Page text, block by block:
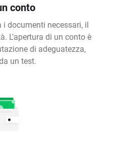
conto
documenti necessari, il
L'apertura di un conto è
di adeguatezza,
un test.